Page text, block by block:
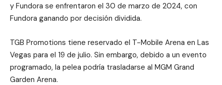
y Fundora se enfrentaron el 30 de marzo de 2024, con
Fundora ganando por decisión dividida.
TGB Promotions tiene reservado el T-Mobile Arena en Las
Vegas para el 19 de julio. Sin embargo, debido a un evento
programado, la pelea podría trasladarse al MGM Grand
Garden Arena.